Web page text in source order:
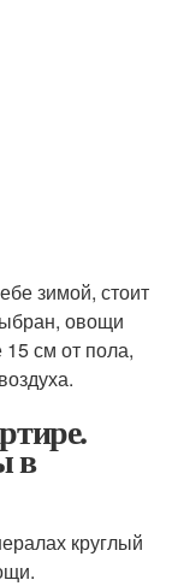
зимой, стоит
овощи
см от пола,
в
круглый